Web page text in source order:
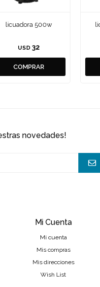
licuadora 500w
USD 32
Mi Cuenta
Mi cuenta
Mis compras
Mis direcciones
Wish List
novedades!